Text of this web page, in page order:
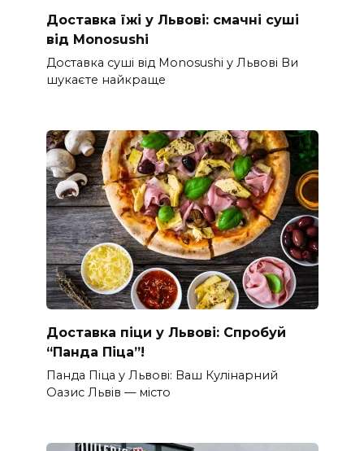
Доставка їжі у Львові: смачні суші
від Monosushi
Доставка суші від Monosushi у Львові Ви
шукаєте найкраще
Доставка піци у Львові: Спробуй
“Панда Піца”!
Панда Піца у Львові: Ваш Кулінарний
Оазис Львів — місто